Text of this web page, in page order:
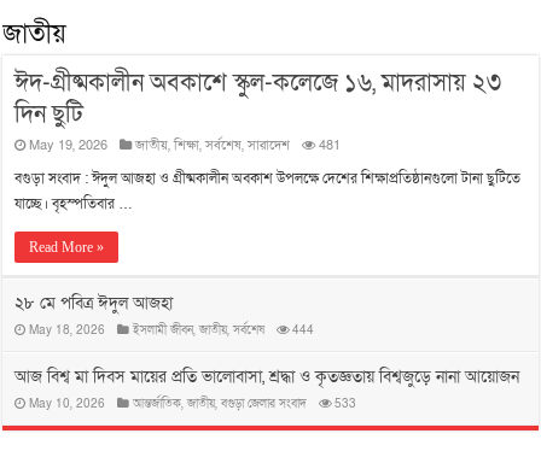
জাতীয়
ঈদ-গ্রীষ্মকালীন অবকাশে স্কুল-কলেজে ১৬, মাদরাসায় ২৩
দিন ছুটি
May 19, 2026 জাতীয়,শিক্ষা,সর্বশেষ,সারাদেশ 481
বগুড়া সংবাদ : ঈদুল আজহা ও গ্রীষ্মকালীন অবকাশ উপলক্ষে দেশের শিক্ষাপ্রতিষ্ঠানগুলো টানা ছুটিতে
যাচ্ছে। বৃহস্পতিবার …
Read More »
২৮ মে পবিত্র ঈদুল আজহা
May 18, 2026 ইসলামী জীবন,জাতীয়,সর্বশেষ 444
আজ বিশ্ব মা দিবস মায়ের প্রতি ভালোবাসা, শ্রদ্ধা ও কৃতজ্ঞতায় বিশ্বজুড়ে নানা আয়োজন
May 10, 2026 আন্তর্জাতিক,জাতীয়,বগুড়া জেলার সংবাদ 533